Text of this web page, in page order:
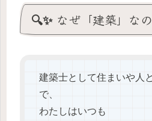
🔍✨ なぜ「建築」な
建築士として住まいや人
で、
わたしはいつも